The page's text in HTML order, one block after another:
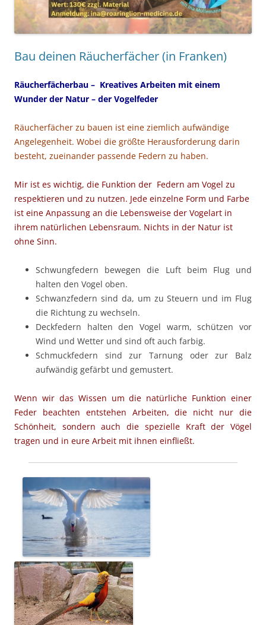
Bau deinen Räucherfächer (in Franken)
Räucherfächerbau – Kreatives Arbeiten mit einem
Wunder der Natur – der Vogelfeder
Räucherfächer zu bauen ist eine ziemlich aufwändige
Angelegenheit. Wobei die größte Herausforderung darin
besteht, zueinander passende Federn zu haben.
Mir ist es wichtig, die Funktion der Federn am Vogel zu
respektieren und zu nutzen. Jede einzelne Form und Farbe
ist eine Anpassung an die Lebensweise der Vogelart in
ihrem natürlichen Lebensraum. Nichts in der Natur ist
ohne Sinn.
Schwungfedern bewegen die Luft beim Flug und
halten den Vogel oben.
Schwanzfedern sind da, um zu Steuern und im Flug
die Richtung zu wechseln.
Deckfedern halten den Vogel warm, schützen vor
Wind und Wetter und sind oft auch farbig.
Schmuckfedern sind zur Tarnung oder zur Balz
aufwändig gefärbt und gemustert.
Wenn wir das Wissen um die natürliche Funktion einer
Feder beachten entstehen Arbeiten, die nicht nur die
Schönheit, sondern auch die spezielle Kraft der Vögel
tragen und in eure Arbeit mit ihnen einfließt.